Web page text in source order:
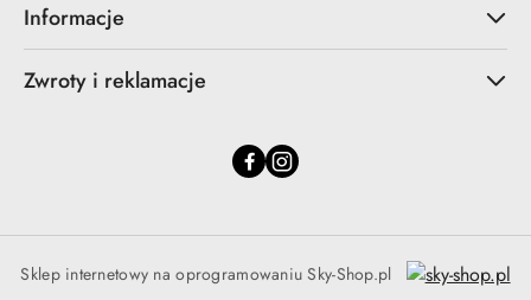
Informacje
Zwroty i reklamacje
Sklep internetowy na oprogramowaniu Sky-Shop.pl